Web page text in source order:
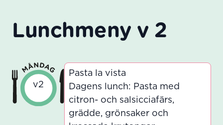
Lunchmeny v 2
v2
Pasta la vista
Dagens lunch: Pasta med
citron- och salsicciafärs,
grädde, grönsaker och